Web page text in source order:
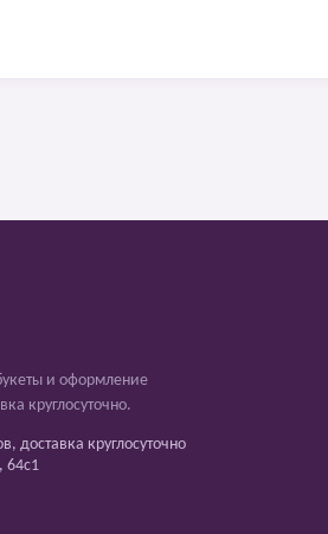
и оформление
круглосуточно.
доставка круглосуточно
64с1